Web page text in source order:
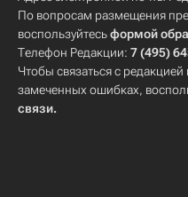
По вопросам размещения
воспользуйтесьформой
Телефон Редакции: 7 (495)
Чтобы связаться с
замеченных ошибках,
связи.